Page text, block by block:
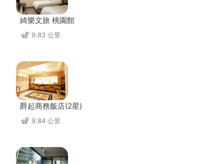
綺樂文旅 桃園館
9.83 公里
爵起商務飯店(2星)
9.84 公里